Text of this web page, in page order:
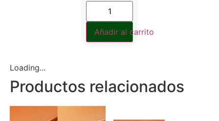
Añadir al carrito
Loading...
Productos relacionados